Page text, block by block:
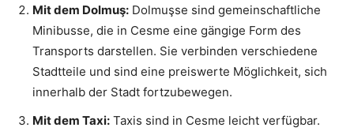
Mit dem Dolmuş: Dolmuşse sind gemeinschaftliche
Minibusse, die in Cesme eine gängige Form des
Transports darstellen. Sie verbinden verschiedene
Stadtteile und sind eine preiswerte Möglichkeit, sich
innerhalb der Stadt fortzubewegen.
Mit dem Taxi: Taxis sind in Cesme leicht verfügbar.